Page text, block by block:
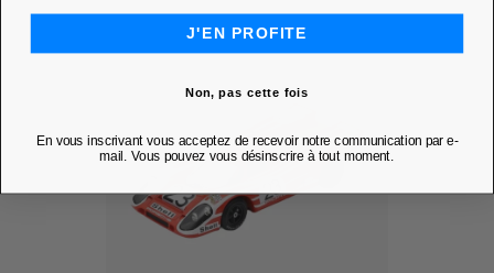
J'EN PROFITE
Non, pas cette fois
En vous inscrivant vous acceptez de recevoir notre communication par e-
mail. Vous pouvez vous désinscrire à tout moment.